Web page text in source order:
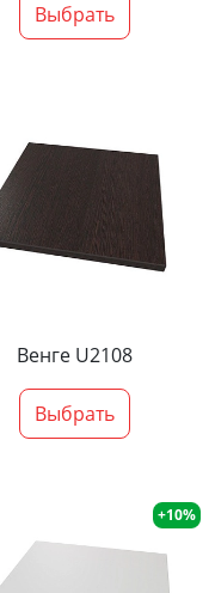
Выбрать
Венге U2108
Выбрать
+10%